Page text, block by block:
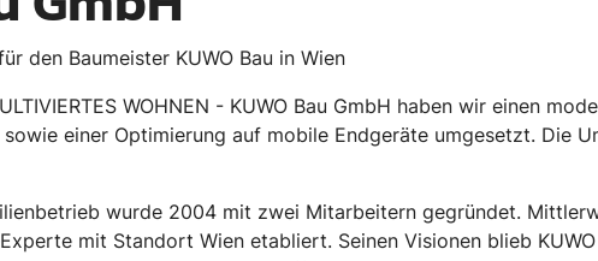
den Baumeister KUWO Bau in Wien
WOHNEN - KUWO Bau GmbH haben wir einen
einer Optimierung auf mobile Endgeräte umgesetzt. Die
wurde 2004 mit zwei Mitarbeitern gegründet.
mit Standort Wien etabliert. Seinen Visionen blieb